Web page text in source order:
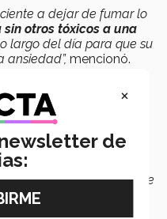
a dejar de fumar lo
sin otros tóxicos a una
largo del día para que su
ansiedad”, mencionó.
de difundir el mensaje
ayuda para dejar de
que ya
a intentarlo es
pero claro que es posible
posibilidad de todos
×
de